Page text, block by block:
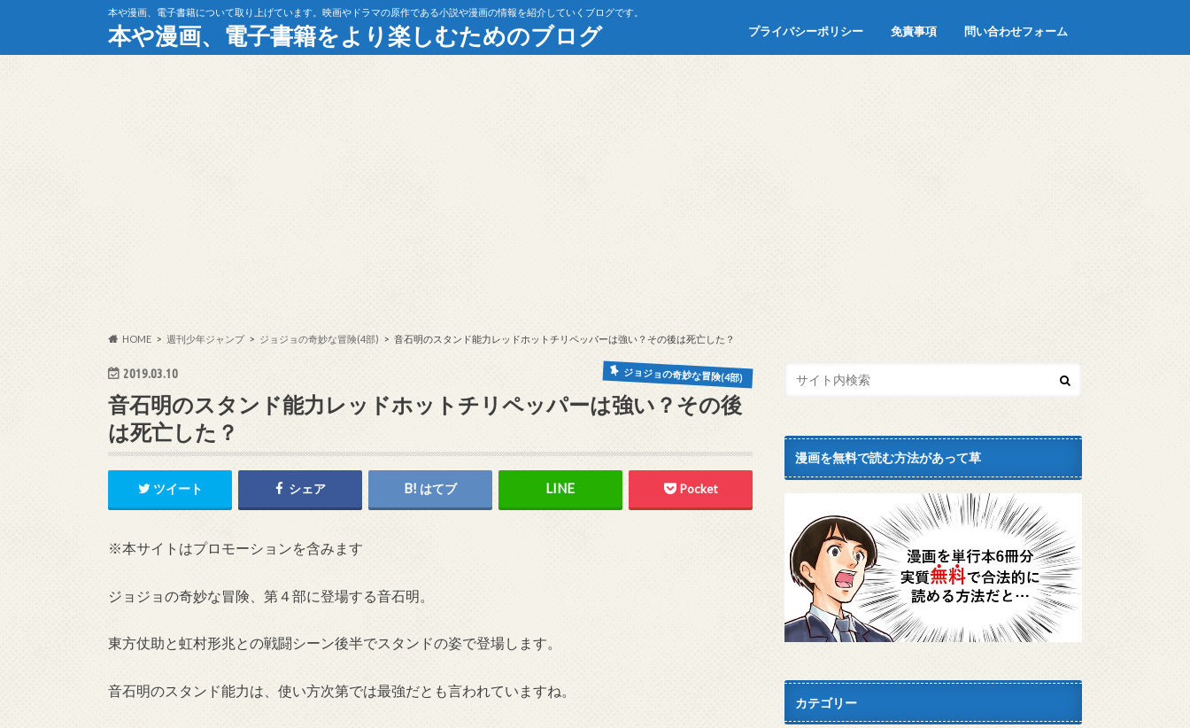
本や漫画、電子書籍について取り上げています。映画やドラマの原作である小説や漫画の情報を紹介していくブログです。
本や漫画、電子書籍をより楽しむためのブログ プライバシーポリシー 免責事項 問い合わせフォーム
HOME 週刊少年ジャンプ ジョジョの奇妙な冒険(4部) 音石明のスタンド能力レッドホットチリペッパーは強い？その後は死亡した？
2019.03.10 ジョジョの奇妙な冒険(4部)
音石明のスタンド能力レッドホットチリペッパーは強い？その後
は死亡した？
ツイート シェア はてブ Pocket
※本サイトはプロモーションを含みます
ジョジョの奇妙な冒険、第４部に登場する音石明。
東方仗助と虹村形兆との戦闘シーン後半でスタンドの姿で登場します。
音石明のスタンド能力は、使い方次第では最強だとも言われていますね。
漫画を無料で読む方法があって草
カテゴリー